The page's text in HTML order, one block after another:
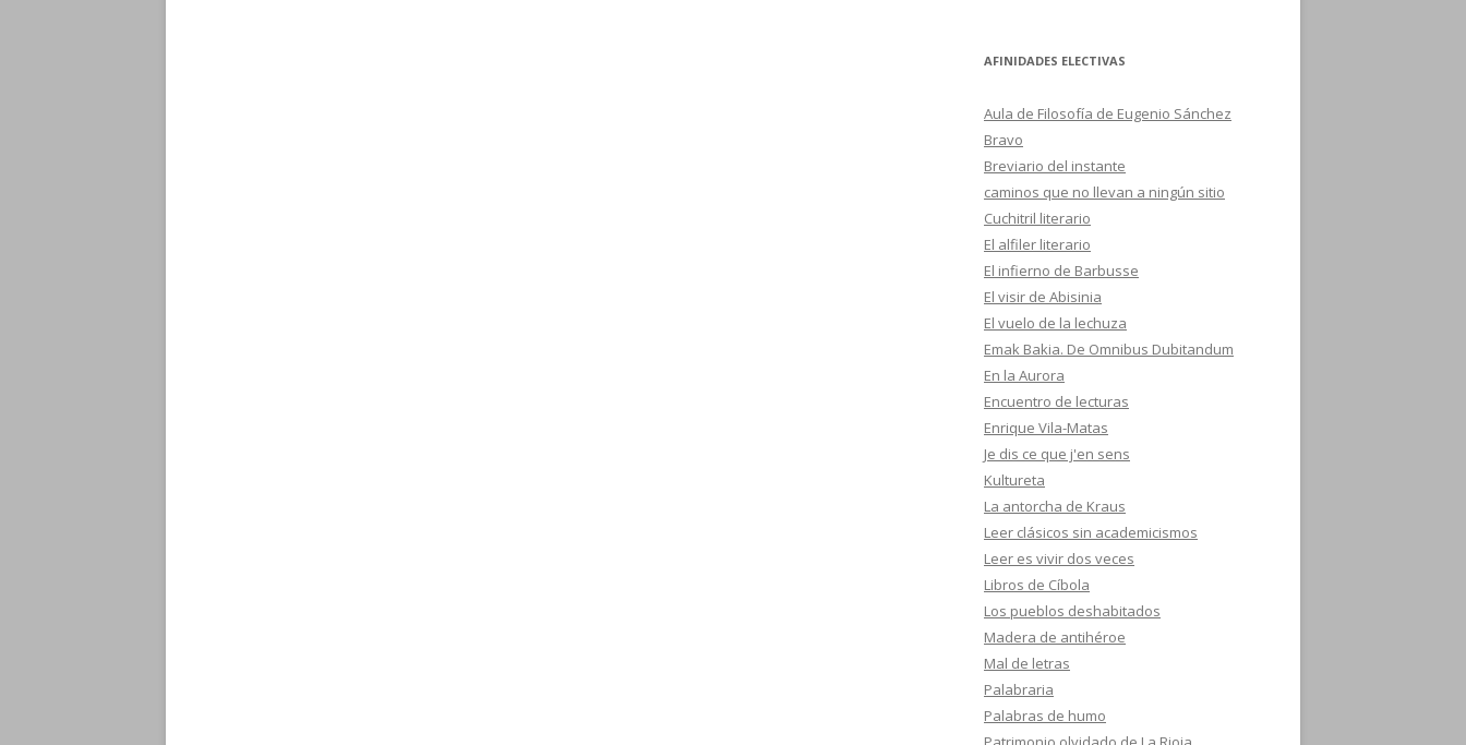
AFINIDADES ELECTIVAS
Aula de Filosofía de Eugenio Sánchez
Bravo
Breviario del instante
caminos que no llevan a ningún sitio
Cuchitril literario
El alfiler literario
El infierno de Barbusse
El visir de Abisinia
El vuelo de la lechuza
Emak Bakia. De Omnibus Dubitandum
En la Aurora
Encuentro de lecturas
Enrique Vila-Matas
Je dis ce que j'en sens
Kultureta
La antorcha de Kraus
Leer clásicos sin academicismos
Leer es vivir dos veces
Libros de Cíbola
Los pueblos deshabitados
Madera de antihéroe
Mal de letras
Palabraria
Palabras de humo